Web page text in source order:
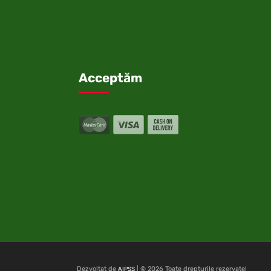
Acceptăm
Dezvoltat de AIPSS | © 2026 Toate drepturile rezervate!